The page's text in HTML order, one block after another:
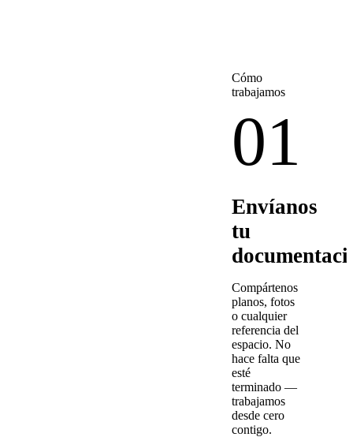
Cómo
trabajamos
01
Envíanos
tu
Compártenos
planos, fotos
o cualquier
referencia del
espacio. No
hace falta que
esté
terminado —
trabajamos
desde cero
contigo.